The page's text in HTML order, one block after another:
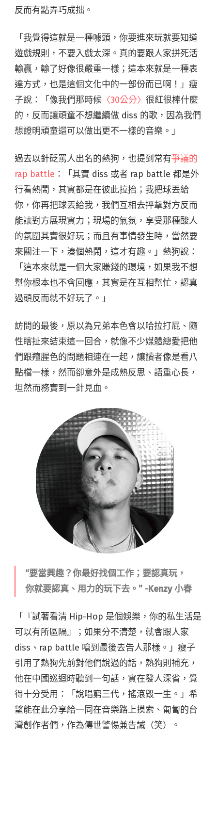
反而有點弄巧成拙。
「我覺得這就是一種噱頭，你要進來玩就要知道
遊戲規則，不要入戲太深。真的要跟人家拼死活
輸贏，輸了好像很嚴重一樣；這本來就是一種表
達方式，也是這個文化中的一部份而已啊！」瘦
子說：「像我們那時候 〈30公分〉 很紅很棒什麼
的，反而讓頑童不想繼續做 diss 的歌，因為我們
想證明頑童還可以做出更不一樣的音樂。」
過去以針砭罵人出名的熱狗，也提到常有爭議的
rap battle ：「其實 diss 或者 rap battle 都是外
行看熱鬧，其實都是在彼此拉抬；我把球丟給
你，你再把球丟給我，我們互相去抨擊對方反而
能讓對方展現實力；現場的氣氛，享受那種酸人
的氛圍其實很好玩；而且有事情發生時，當然要
來關注一下，湊個熱鬧，這才有趣。」熱狗說：
「這本來就是一個大家賺錢的環境，如果我不想
幫你根本也不會回應，其實是在互相幫忙，認真
過頭反而就不好玩了。」
訪問的最後，原以為兄弟本色會以哈拉打屁、隨
性瞎扯來結束這一回合，就像不少媒體總愛把他
們跟羶腥色的問題相連在一起，讓讀者像是看八
點檔一樣，然而卻意外是成熟反思、語重心長，
坦然而務實到一針見血。
“要當興趣？你最好找個工作；要認真玩，
你就要認真、用力的玩下去。” -Kenzy 小春
「『試著看清 Hip-Hop 是個娛樂，你的私生活是
可以有所區隔』；如果分不清楚，就會跟人家
diss、rap battle 嗆到最後去告人那樣。」瘦子
引用了熱狗先前對他們說過的話，熱狗則補充，
他在中國巡迴時聽到一句話，實在發人深省，覺
得十分受用：「說唱窮三代，搖滾毀一生。」希
望能在此分享給一同在音樂路上摸索、匍匐的台
灣創作者們，作為傳世警惕兼告誡（笑）。